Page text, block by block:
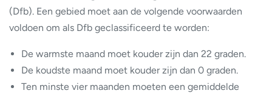
(Dfb). Een gebied moet aan de volgende voorwaarden
voldoen om als Dfb geclassificeerd te worden:
De warmste maand moet kouder zijn dan 22 graden.
De koudste maand moet kouder zijn dan 0 graden.
Ten minste vier maanden moeten een gemiddelde